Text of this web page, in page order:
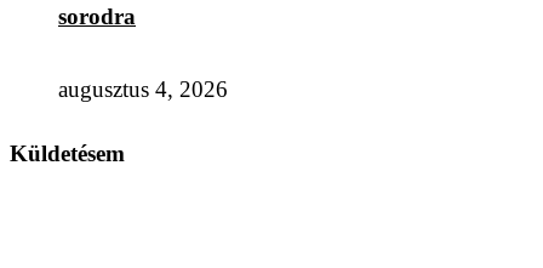
sorodra
augusztus 4, 2026
Küldetésem